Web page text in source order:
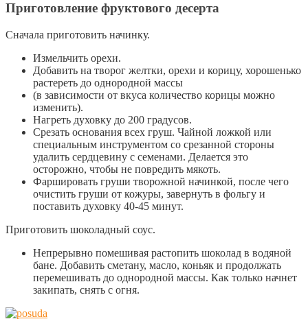
Приготовление фруктового десерта
Сначала приготовить начинку.
Измельчить орехи.
Добавить на творог желтки, орехи и корицу, хорошенько
растереть до однородной массы
(в зависимости от вкуса количество корицы можно
изменить).
Нагреть духовку до 200 градусов.
Срезать основания всех груш. Чайной ложкой или
специальным инструментом со срезанной стороны
удалить сердцевину с семенами. Делается это
осторожно, чтобы не повредить мякоть.
Фаршировать груши творожной начинкой, после чего
очистить груши от кожуры, завернуть в фольгу и
поставить духовку 40-45 минут.
Приготовить шоколадный соус.
Непрерывно помешивая растопить шоколад в водяной
бане. Добавить сметану, масло, коньяк и продолжать
перемешивать до однородной массы. Как только начнет
закипать, снять с огня.